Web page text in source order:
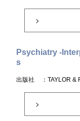
Psychiatry -
s
出版社 ：TAYLOR